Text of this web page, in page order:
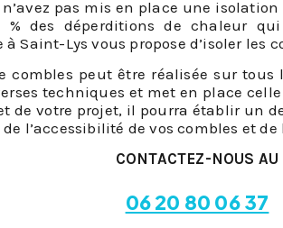
pas mis en place une
% des déperditions de chaleur
Saint-Lys vous propose d’isoler les
combles peut être réalisée sur tous
techniques et met en place
de votre projet, il pourra établir un
l’accessibilité de vos combles et de
CONTACTEZ-NOUS AU
06 20 80 06 37